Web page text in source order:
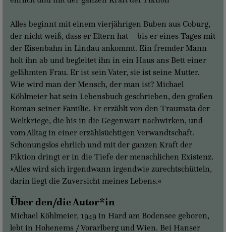
Alles beginnt mit einem vierjährigen Buben aus Coburg,
der nicht weiß, dass er Eltern hat – bis er eines Tages mit
der Eisenbahn in Lindau ankommt. Ein fremder Mann
holt ihn ab und begleitet ihn in ein Haus ans Bett einer
gelähmten Frau. Er ist sein Vater, sie ist seine Mutter.
Wie wird man der Mensch, der man ist? Michael
Köhlmeier hat sein Lebensbuch geschrieben, den großen
Roman seiner Familie. Er erzählt von den Traumata der
Weltkriege, die bis in die Gegenwart nachwirken, und
vom Alltag in einer erzählsüchtigen Verwandtschaft.
Schonungslos ehrlich und mit der ganzen Kraft der
Fiktion dringt er in die Tiefe der menschlichen Existenz.
»Alles wird sich irgendwann irgendwie zurechtschütteln,
darin liegt die Zuversicht meines Lebens.«
Über den/die Autor*in
Michael Köhlmeier, 1949 in Hard am Bodensee geboren,
lebt in Hohenems / Vorarlberg und Wien. Bei Hanser